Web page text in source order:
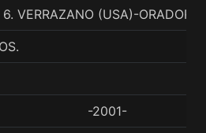
VERRAZANO (USA)-
-2001-